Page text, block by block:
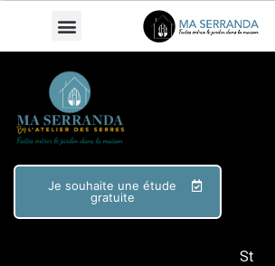
Je souhaite une étude
gratuite
St